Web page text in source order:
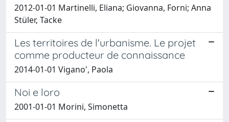
2012-01-01 Martinelli, Eliana; Giovanna, Forni; Anna
Stüler, Tacke
Les territoires de l'urbanisme. Le projet
comme producteur de connaissance
2014-01-01 Vigano', Paola
Noi e loro
2001-01-01 Morini, Simonetta